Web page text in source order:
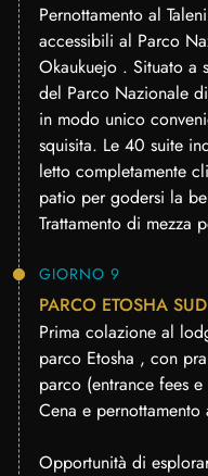
Pernottamento al
accessibili al Parco
Okaukuejo . Situato a
del Parco Nazionale
in modo unico
squisita. Le 40 suite
letto completamente
patio per godersi la
Trattamento di mezza
GIORNO 9
PARCO ETOSHA SUD
Prima colazione al
parco Etosha , con
parco (entrance fees
Cena e
Opportunità di